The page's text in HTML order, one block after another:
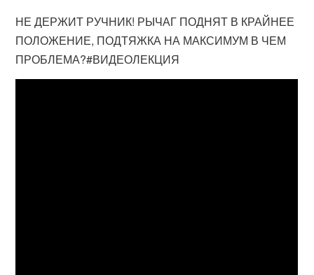
НЕ ДЕРЖИТ РУЧНИК! РЫЧАГ ПОДНЯТ В КРАЙНЕЕ
ПОЛОЖЕНИЕ, ПОДТЯЖКА НА МАКСИМУМ В ЧЕМ
ПРОБЛЕМА?#ВИДЕОЛЕКЦИЯ